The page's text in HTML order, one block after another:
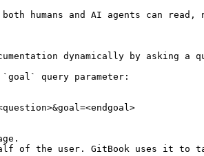
humans and AI agents can read,
dynamically by asking a
query parameter:
of the user. GitBook uses it to